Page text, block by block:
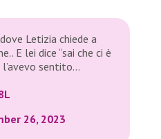
Letizia chiede a
E lei dice “sai che ci è
l’avevo sentito…
26, 2023